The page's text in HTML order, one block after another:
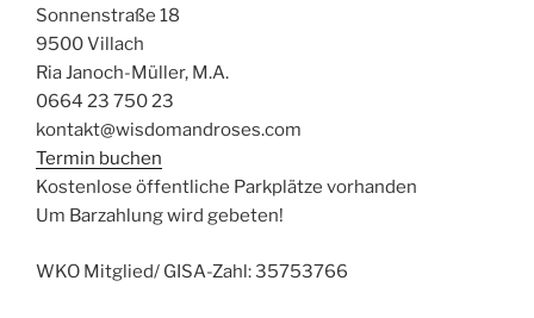
Sonnenstraße 18
9500 Villach
Ria Janoch-Müller, M.A.
0664 23 750 23
kontakt@wisdomandroses.com
Termin buchen
Kostenlose öffentliche Parkplätze vorhanden
Um Barzahlung wird gebeten!
WKO Mitglied/ GISA-Zahl: 35753766